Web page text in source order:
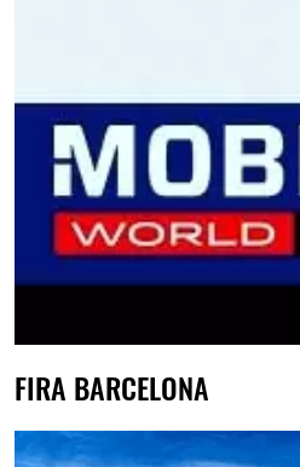
FIRA BARCELONA